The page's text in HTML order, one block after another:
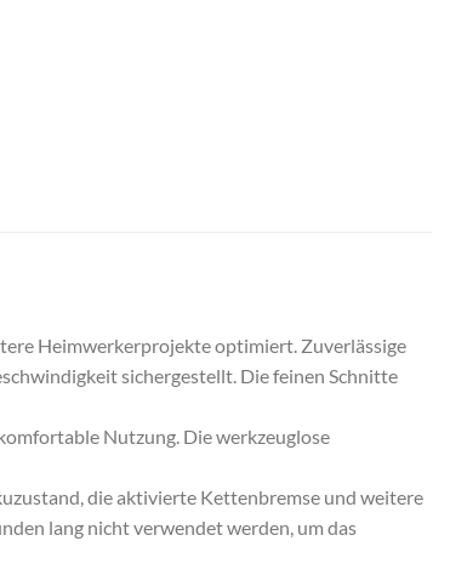
Heimwerkerprojekte optimiert. Zuverlässige
sichergestellt. Die feinen Schnitte
Nutzung. Die werkzeuglose
die aktivierte Kettenbremse und weitere
lang nicht verwendet werden, um das